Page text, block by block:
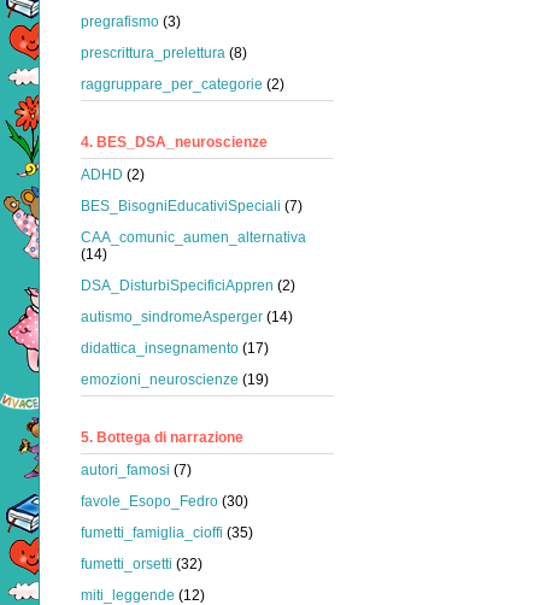
pregrafismo (3)
prescrittura_prelettura (8)
raggruppare_per_categorie (2)
4. BES_DSA_neuroscienze
ADHD (2)
BES_BisogniEducativiSpeciali (7)
CAA_comunic_aumen_alternativa
(14)
DSA_DisturbiSpecificiAppren (2)
autismo_sindromeAsperger (14)
didattica_insegnamento (17)
emozioni_neuroscienze (19)
5. Bottega di narrazione
autori_famosi (7)
favole_Esopo_Fedro (30)
fumetti_famiglia_cioffi (35)
fumetti_orsetti (32)
miti_leggende (12)